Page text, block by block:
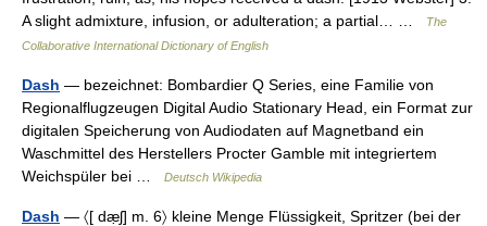
A slight admixture, infusion, or adulteration; a partial… …
The
Collaborative International Dictionary of English
Dash — bezeichnet: Bombardier Q Series, eine Familie von
Regionalflugzeugen Digital Audio Stationary Head, ein Format zur
digitalen Speicherung von Audiodaten auf Magnetband ein
Waschmittel des Herstellers Procter Gamble mit integriertem
Weichspüler bei …
Deutsch Wikipedia
Dash — 〈[ dæ̣ʃ] m. 6〉 kleine Menge Flüssigkeit, Spritzer (bei der